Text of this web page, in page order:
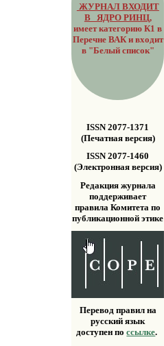
ЖУРНАЛ ВХОДИТ
В ЯДРО РИНЦ,
имеет категорию К1 в
Перечне ВАК и входит
в "Белый список"
ISSN 2077-1371
(Печатная версия)
ISSN 2077-1460
(Электронная версия)
Редакция журнала
поддерживает
правила Комитета по
публикационной этике
Перевод правил на
русский язык
доступен поссылке.